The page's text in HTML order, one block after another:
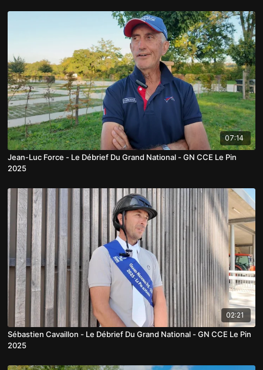
07:14
Jean-Luc Force - Le Débrief Du Grand National - GN CCE Le Pin
2025
02:21
Sébastien Cavaillon - Le Débrief Du Grand National - GN CCE Le Pin
2025